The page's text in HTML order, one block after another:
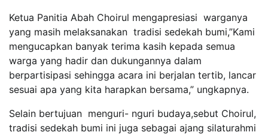
Ketua Panitia Abah Choirul mengapresiasi warganya
yang masih melaksanakan tradisi sedekah bumi,”Kami
mengucapkan banyak terima kasih kepada semua
warga yang hadir dan dukungannya dalam
berpartisipasi sehingga acara ini berjalan tertib, lancar
sesuai apa yang kita harapkan bersama,” ungkapnya.
Selain bertujuan menguri- nguri budaya,sebut Choirul,
tradisi sedekah bumi ini juga sebagai ajang silaturahmi